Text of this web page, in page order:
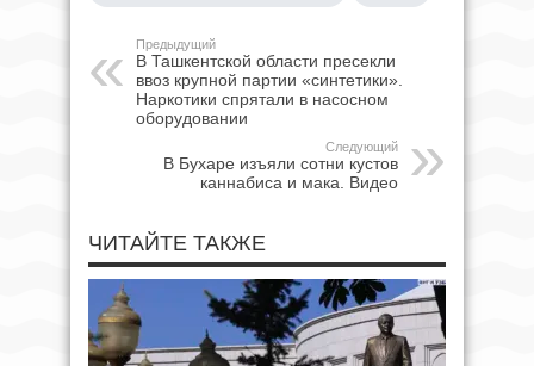
Предыдущий
В Ташкентской области пресекли
ввоз крупной партии «синтетики».
Наркотики спрятали в насосном
оборудовании
Следующий
В Бухаре изъяли сотни кустов
каннабиса и мака. Видео
ЧИТАЙТЕ ТАКЖЕ